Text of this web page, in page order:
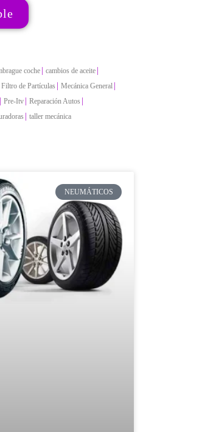
coche | cambios de aceite |
Filtro de Partículas | Mecánica General |
| Pre-Itv | Reparación Autos |
| taller mecánica
NEUMÁTICOS